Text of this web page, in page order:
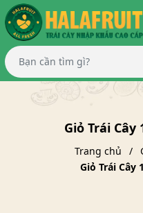
Giỏ Trái Cây
Trang chủ
Giỏ Trái Cây